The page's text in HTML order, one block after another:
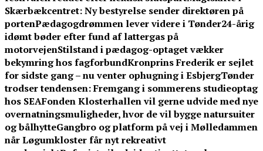
Skærbækcentret: Ny bestyrelse sender direktøren på
portenPædagogdrømmen lever videre i Tønder24-årig
idømt bøder efter fund af lattergas på
motorvejenStilstand i pædagog-optaget vækker
bekymring hos fagforbundKronprins Frederik er sejlet
for sidste gang – nu venter ophugning i EsbjergTønder
trodser tendensen: Fremgang i sommerens studieoptag
hos SEAFonden Klosterhallen vil gerne udvide med nye
overnatningsmuligheder, hvor de vil bygge natursuiter
og bålhytteGangbro og platform på vej i Mølledammen
når Løgumkloster får nyt rekreativt